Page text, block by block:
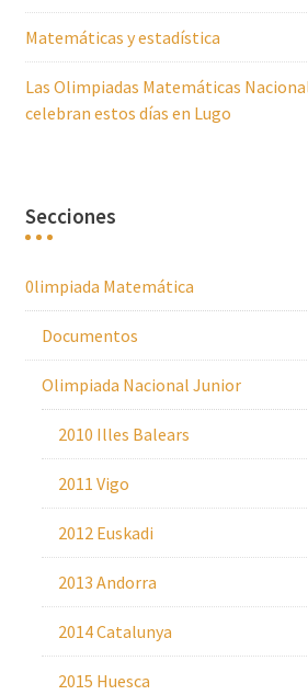
Matemáticas y estadística
Las Olimpiadas Matemáticas
celebran estos días en Lugo
Secciones
0limpiada Matemática
Documentos
Olimpiada Nacional Junior
2010 Illes Balears
2011 Vigo
2012 Euskadi
2013 Andorra
2014 Catalunya
2015 Huesca